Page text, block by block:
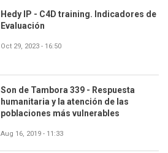
Hedy IP - C4D training. Indicadores de
Evaluación
Oct 29, 2023 - 16:50
Son de Tambora 339 - Respuesta
humanitaria y la atención de las
poblaciones más vulnerables
Aug 16, 2019 - 11:33